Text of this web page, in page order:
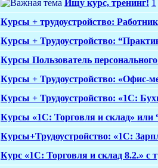
Ищу курс, тренинг! 1
Курсы + трудоустройство:
Курсы + Трудоустройство:
Курсы Пользователь
Курсы + Трудоустройство: «Офис-
Курсы + Трудоустройство: «1С:
Курсы «1С: Торговля и склад» или
Курсы+Трудоустройство: «1С:
Курс «1С: Торговля и склад 8.2.» с